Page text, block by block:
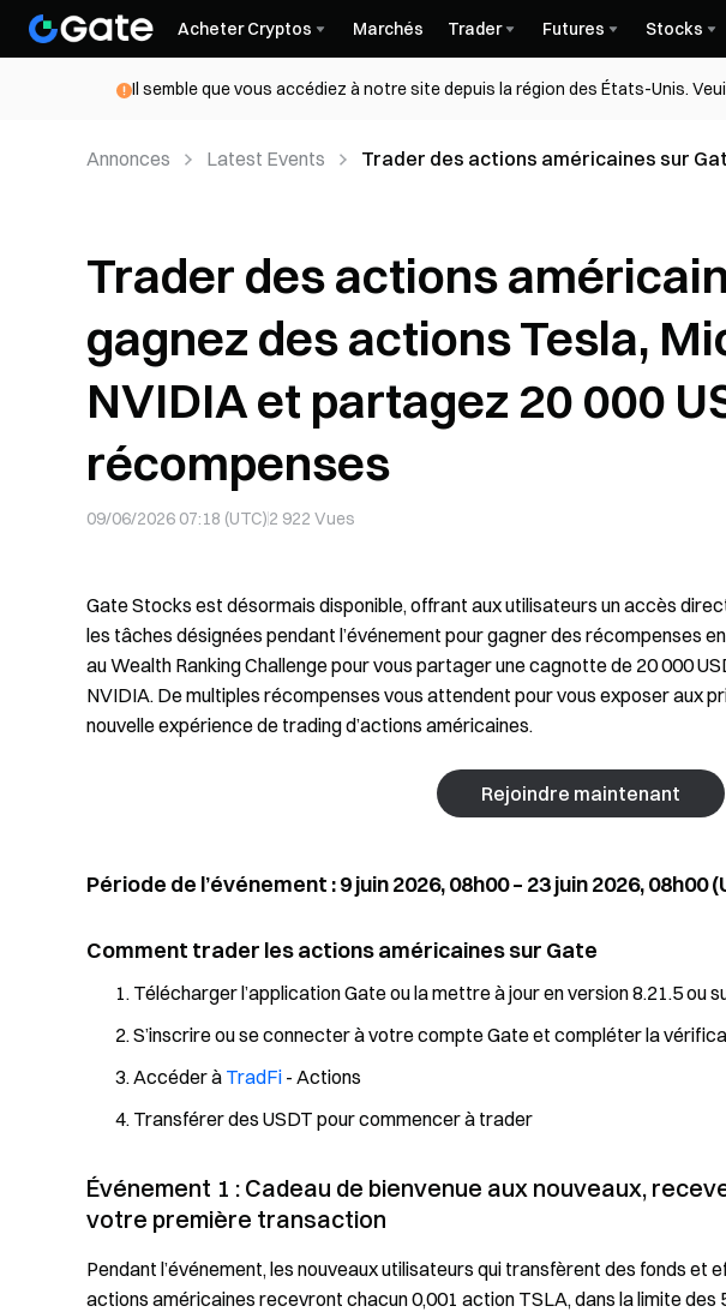
Acheter Cryptos Marchés Trader Futures Stocks
Il semble que vous accédiez à notre site depuis la région des États-Unis.
Annonces Latest Events
Trader des actions américaines sur
Trader des actions
gagnez des actions Tesla,
NVIDIA et partagez 20 000
récompenses
09/06/2026 07:18 (UTC)2 922 Vues
Gate Stocks est désormais disponible, offrant aux utilisateurs un accès
les tâches désignées pendant l’événement pour gagner des récompenses
au Wealth Ranking Challenge pour vous partager une cagnotte de 20 000
NVIDIA. De multiples récompenses vous attendent pour vous exposer aux
nouvelle expérience de trading d’actions américaines.
Rejoindre maintenant
Période de l’événement : 9 juin 2026, 08h00 – 23 juin 2026, 08h00
Comment trader les actions américaines sur Gate
Télécharger l’application Gate ou la mettre à jour en version 8.21.5 ou
S’inscrire ou se connecter à votre compte Gate et compléter la
Accéder à TradFi - Actions
Transférer des USDT pour commencer à trader
Événement 1 : Cadeau de bienvenue aux nouveaux,
votre première transaction
Pendant l’événement, les nouveaux utilisateurs qui transfèrent des fonds et
actions américaines recevront chacun 0,001 action TSLA, dans la limite des